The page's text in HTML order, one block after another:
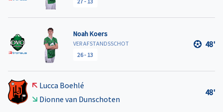
Noah Koers
VER AFSTANDSSCHOT
26- 13
48'
Lucca Boehlé
Dionne van Dunschoten
48'